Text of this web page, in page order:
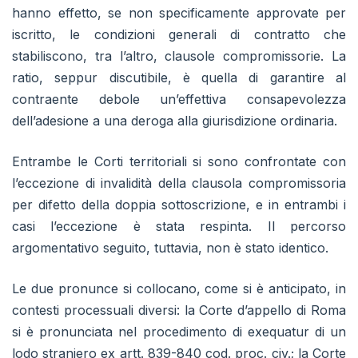
hanno effetto, se non specificamente approvate per
iscritto, le condizioni generali di contratto che
stabiliscono, tra l’altro, clausole compromissorie. La
ratio, seppur discutibile, è quella di garantire al
contraente debole un’effettiva consapevolezza
dell’adesione a una deroga alla giurisdizione ordinaria.
Entrambe le Corti territoriali si sono confrontate con
l’eccezione di invalidità della clausola compromissoria
per difetto della doppia sottoscrizione, e in entrambi i
casi l’eccezione è stata respinta. Il percorso
argomentativo seguito, tuttavia, non è stato identico.
Le due pronunce si collocano, come si è anticipato, in
contesti processuali diversi: la Corte d’appello di Roma
si è pronunciata nel procedimento di exequatur di un
lodo straniero ex artt. 839-840 cod. proc. civ.; la Corte